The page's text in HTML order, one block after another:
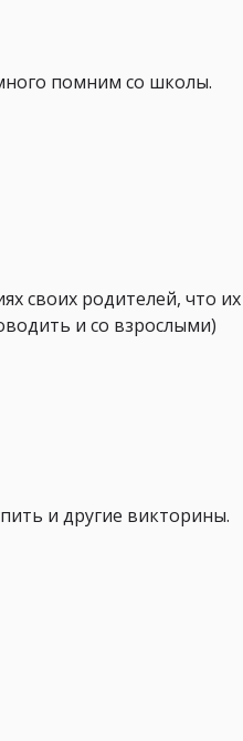
помним со школы.
своих родителей, что их
и со взрослыми)
и другие викторины.